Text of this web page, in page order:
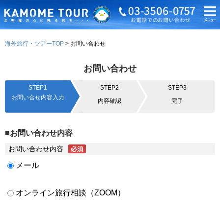
海外旅行・ツアーTOP お問い合わせ
お問い合わせ
STEP1
お問い合せ内容入力
STEP2
内容確認
STEP3
完了
■お問い合わせ内容
お問い合わせ内容
メール
オンライン旅行相談（ZOOM）